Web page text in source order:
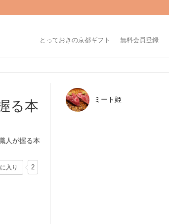
とっておきの京都ギフト 無料会員登録
る本
人が握る本
入り 2
ミート姫